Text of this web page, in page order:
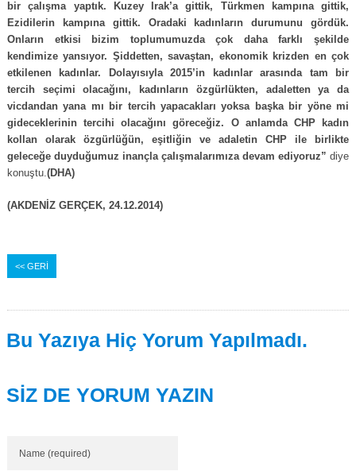
bir çalışma yaptık. Kuzey Irak’a gittik, Türkmen kampına gittik,
Ezidilerin kampına gittik. Oradaki kadınların durumunu gördük.
Onların etkisi bizim toplumumuzda çok daha farklı şekilde
kendimize yansıyor. Şiddetten, savaştan, ekonomik krizden en çok
etkilenen kadınlar. Dolayısıyla 2015’in kadınlar arasında tam bir
tercih seçimi olacağını, kadınların özgürlükten, adaletten ya da
vicdandan yana mı bir tercih yapacakları yoksa başka bir yöne mi
gideceklerinin tercihi olacağını göreceğiz. O anlamda CHP kadın
kollan olarak özgürlüğün, eşitliğin ve adaletin CHP ile birlikte
geleceğe duyduğumuz inançla çalışmalarımıza devam ediyoruz” diye
konuştu.(DHA)
(AKDENİZ GERÇEK, 24.12.2014)
<< GERİ
Bu Yazıya Hiç Yorum Yapılmadı.
SİZ DE YORUM YAZIN